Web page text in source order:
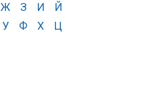
Ж З И
Й
У Ф Х
Ц